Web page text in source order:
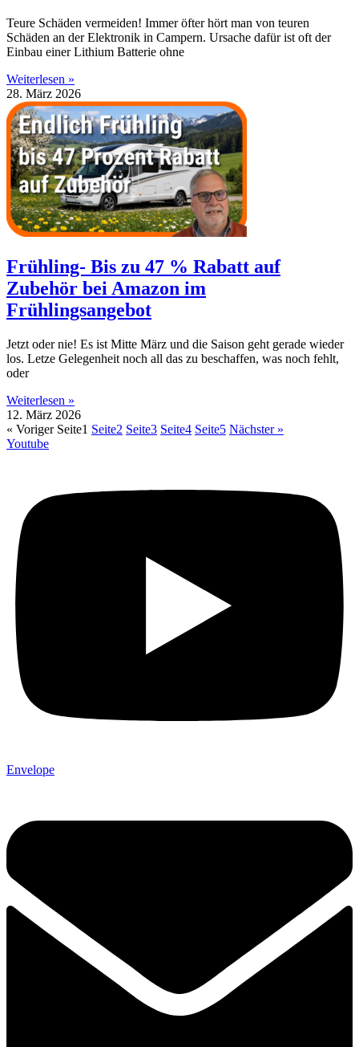
Teure Schäden vermeiden! Immer öfter hört man von teuren
Schäden an der Elektronik in Campern. Ursache dafür ist oft der
Einbau einer Lithium Batterie ohne
Weiterlesen »
28. März 2026
Frühling- Bis zu 47 % Rabatt auf
Zubehör bei Amazon im
Frühlingsangebot
Jetzt oder nie! Es ist Mitte März und die Saison geht gerade wieder
los. Letze Gelegenheit noch all das zu beschaffen, was noch fehlt,
oder
Weiterlesen »
12. März 2026
« Voriger Seite1 Seite2 Seite3 Seite4 Seite5 Nächster »
Youtube
Envelope